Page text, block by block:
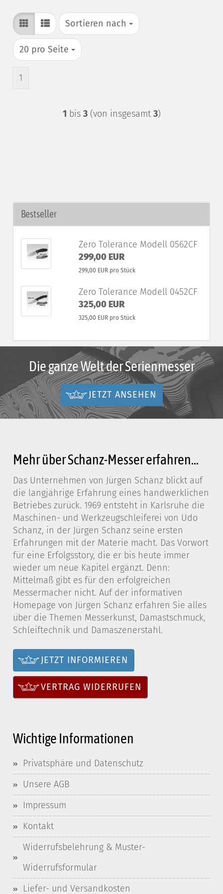
Sortieren nach
Sortieren nach
20 pro Seite
pro Seite
1
1 bis 3(von insgesamt 3)
Bestseller
Zero Tolerance Modell 0562CF
299,00 EUR
299,00 EUR pro Stück
Zero Tolerance Modell 0452CF
325,00 EUR
325,00 EUR pro Stück
Die ganze Welt der Serienmesser
JETZT ANSEHEN
Mehr über Schanz-Messer erfahren...
Das Unternehmen von Jürgen Schanz blickt auf
die langjährige Erfahrung eines handwerklichen
Betriebes zurück. 1969 entsteht in Karlsruhe die
Maschinen- und Werkzeugschleiferei von Udo
Schanz, in der Jürgen Schanz seine ersten
Erfahrungen mit der Materie macht. Das Vorwort
für eine Erfolgsstory, die er bis heute immer
wieder um neue Kapitel ergänzt. Denn:
Mittelmaß gibt es für den erfolgreichen
Messermacher nicht. Auf der informativen
Homepage von Jürgen Schanz erfahren Sie alles
über die Themen Messerkunst, Damastschmuck,
Schleiftechnik und Damaszenerstahl.
JETZT INFORMIEREN
VERTRAG WIDERRUFEN
Wichtige Informationen
Privatsphäre und Datenschutz
Unsere AGB
Impressum
Kontakt
Widerrufsbelehrung & Muster-
Widerrufsformular
Liefer- und Versandkosten